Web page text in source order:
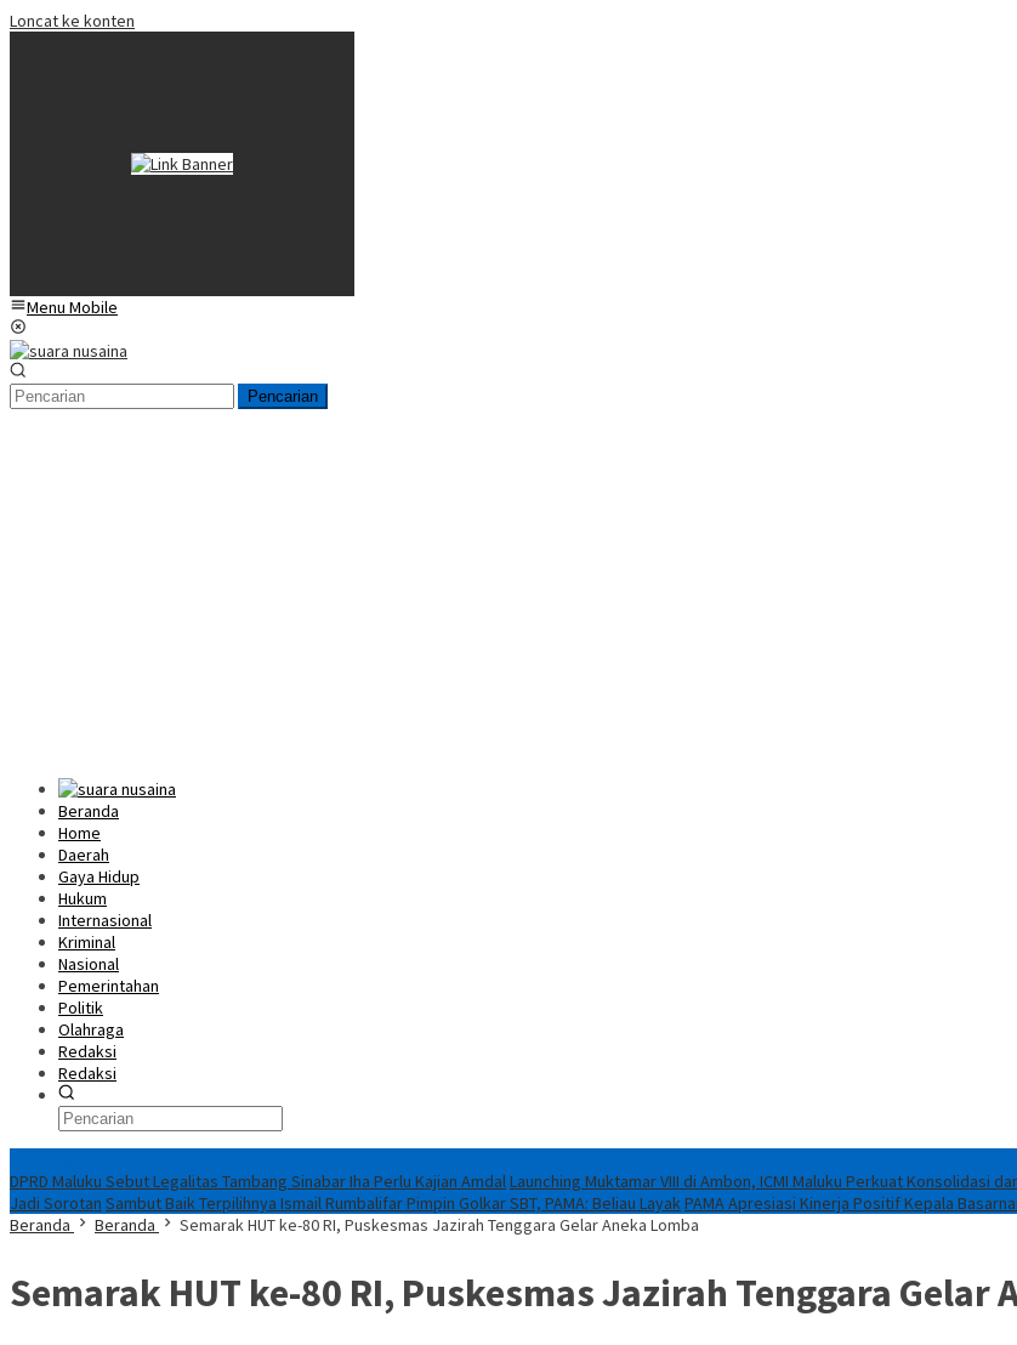
Loncat ke konten
Menu Mobile
Pencarian
Beranda
Home
Daerah
Gaya Hidup
Hukum
Internasional
Kriminal
Nasional
Pemerintahan
Politik
Olahraga
Redaksi
Redaksi
DPRD Maluku Sebut Legalitas Tambang Sinabar Iha Perlu Kajian AmdalLaunching Muktamar VIII di Ambon, ICMI Maluku Perkuat Konsolidasi
Jadi Sorotan Sambut Baik Terpilihnya Ismail Rumbalifar Pimpin Golkar SBT, PAMA: Beliau LayakPAMA Apresiasi Kinerja Positif Kepala
Beranda
Beranda Semarak HUT ke-80 RI, Puskesmas Jazirah Tenggara Gelar Aneka Lomba
Semarak HUT ke-80 RI, Puskesmas Jazirah Tenggara Gelar